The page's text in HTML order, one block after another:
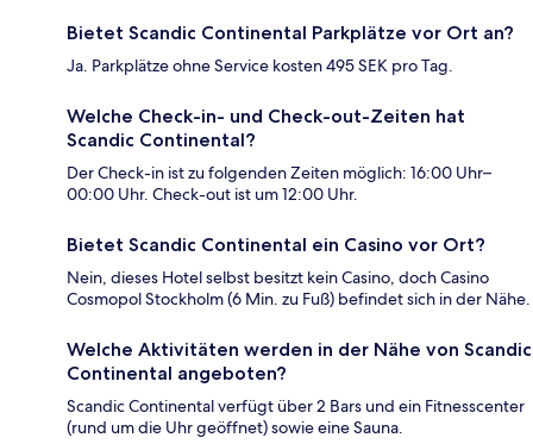
Bietet Scandic Continental Parkplätze vor Ort an?
Ja. Parkplätze ohne Service kosten 495 SEK pro Tag.
Welche Check-in- und Check-out-Zeiten hat
Scandic Continental?
Der Check-in ist zu folgenden Zeiten möglich: 16:00 Uhr–
00:00 Uhr. Check-out ist um 12:00 Uhr.
Bietet Scandic Continental ein Casino vor Ort?
Nein, dieses Hotel selbst besitzt kein Casino, doch Casino
Cosmopol Stockholm (6 Min. zu Fuß) befindet sich in der Nähe.
Welche Aktivitäten werden in der Nähe von Scandic
Continental angeboten?
Scandic Continental verfügt über 2 Bars und ein Fitnesscenter
(rund um die Uhr geöffnet) sowie eine Sauna.